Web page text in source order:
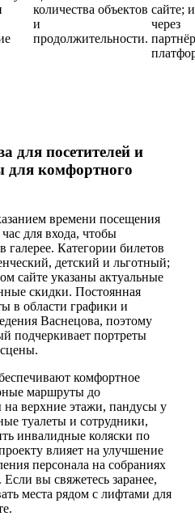
количества объектов
и
продолжительности.
сайте;
через
для посетителей и
для комфортного
времени посещения
для входа, чтобы
галерее. Категории билетов
детский и льготный;
сайте указаны актуальные
скидки. Постоянная
в области графики и
Васнецова, поэтому
подчеркивает портреты
комфортное
маршруты до
верхние этажи, пандусы у
туалеты и сотрудники,
инвалидные коляски по
влияет на улучшение
персонала на собраниях
вы свяжетесь заранее,
места рядом с лифтами для